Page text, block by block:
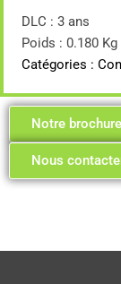
DLC : 3 ans
Poids : 0.180 Kg
Catégories :
Notre brochure
Nous